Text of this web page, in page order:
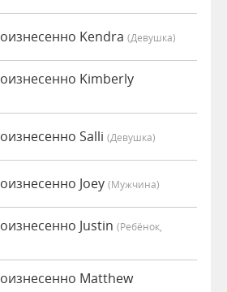
Kendra (девушка)
Kimberly
Salli (девушка)
Joey (мужчина)
Justin (Ребёнок,
Matthew